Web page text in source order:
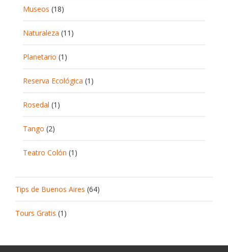
Museos (18)
Naturaleza (11)
Planetario (1)
Reserva Ecológica (1)
Rosedal (1)
Tango (2)
Teatro Colón (1)
Tips de Buenos Aires (64)
Tours Gratis (1)